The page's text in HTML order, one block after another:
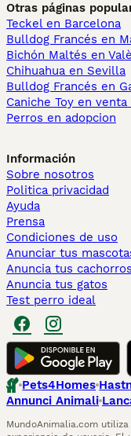
Otras páginas
Teckel en Barcelona
Bulldog Francés en
Bichón Maltés en
Chihuahua en Sevilla
Bulldog Francés en
Caniche Toy en
Perros en adopcion
Información
Sobre nosotros
Politica privacidad
Ayuda
Prensa
Condiciones de uso
Anunciar tus
Anuncia tus cachorros
Anuncia tus gatos
Test perro ideal
Pets4Homes
Annunci Animali
MundoAnimalia.com